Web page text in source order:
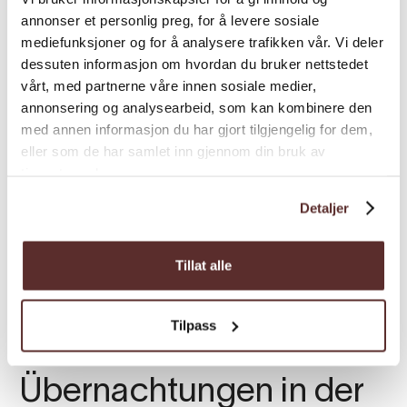
annonser et personlig preg, for å levere sosiale
mediefunksjoner og for å analysere trafikken vår. Vi deler
dessuten informasjon om hvordan du bruker nettstedet
vårt, med partnerne våre innen sosiale medier,
annonsering og analysearbeid, som kan kombinere den
med annen informasjon du har gjort tilgjengelig for dem,
eller som de har samlet inn gjennom din bruk av
Detaljer
Tillat alle
Tilpass
Übernachtungen in der